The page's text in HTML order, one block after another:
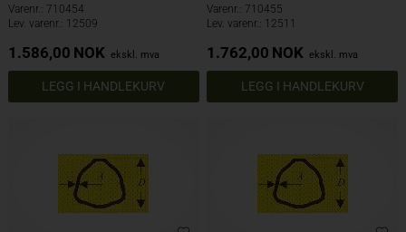
Varenr.: 710454
Lev. varenr.: 12509
1.586,00 NOK ekskl. mva
Varenr.: 710455
Lev. varenr.: 12511
1.762,00 NOK ekskl. mva